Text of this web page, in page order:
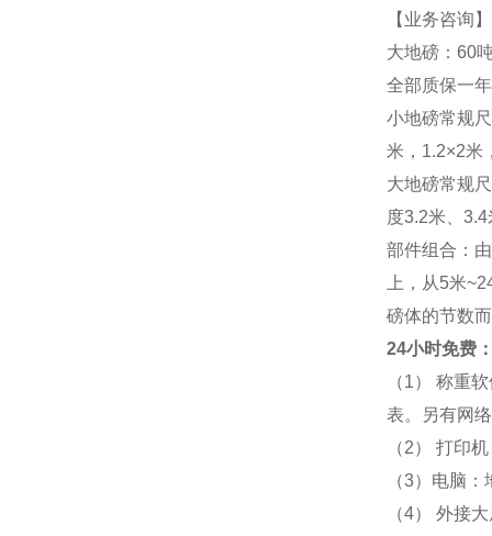
【业务咨询
大地磅：60
全部质保一
小地磅常规
米，1.2×2米
大地磅常规
度3.2米、
部件组合：
上，从5米
磅体的节数
24小时免费
（1） 称重
表。另有网
（2） 打印
（3）电脑
（4） 外接